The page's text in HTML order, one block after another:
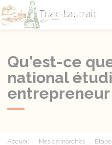
Qu'est-ce
national
entrepreneur
Accueil Mes démarches